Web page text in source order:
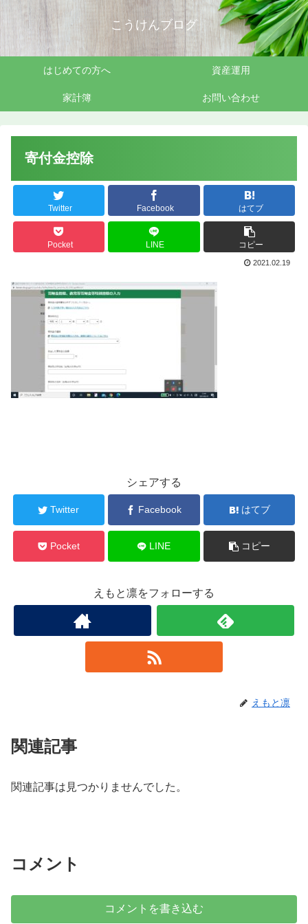
こうけんブログ
はじめての方へ 資産運用
家計簿 お問い合わせ
寄付金控除
Twitter Facebook はてブ
Pocket LINE コピー
2021.02.19
シェアする
Twitter Facebook はてブ
Pocket LINE コピー
えもと凛をフォローする
えもと凛
関連記事
関連記事は見つかりませんでした。
コメント
コメントを書き込む